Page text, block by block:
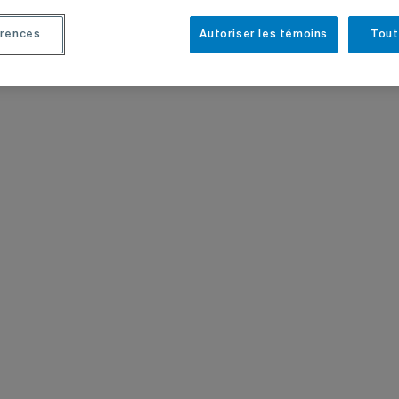
Autoriser les témoins